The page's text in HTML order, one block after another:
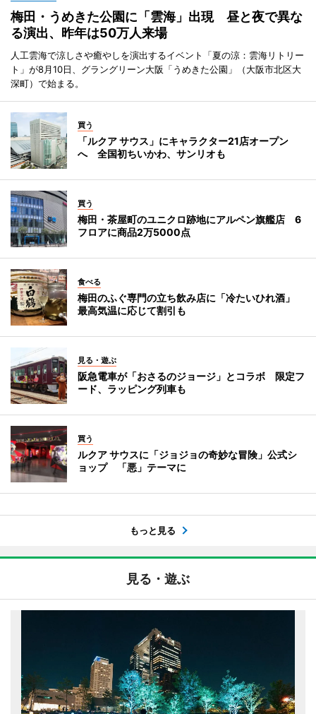
梅田・うめきた公園に「雲海」出現 昼と夜で異な
る演出、昨年は50万人来場
人工雲海で涼しさや癒やしを演出するイベント「夏の涼：雲海リトリー
ト」が8月10日、グラングリーン大阪「うめきた公園」（大阪市北区大
深町）で始まる。
買う
「ルクア サウス」にキャラクター21店オープン
へ 全国初ちいかわ、サンリオも
買う
梅田・茶屋町のユニクロ跡地にアルペン旗艦店 6
フロアに商品2万5000点
食べる
梅田のふぐ専門の立ち飲み店に「冷たいひれ酒」
最高気温に応じて割引も
見る・遊ぶ
阪急電車が「おさるのジョージ」とコラボ 限定フ
ード、ラッピング列車も
買う
ルクア サウスに「ジョジョの奇妙な冒険」公式シ
ョップ 「悪」テーマに
もっと見る
見る・遊ぶ